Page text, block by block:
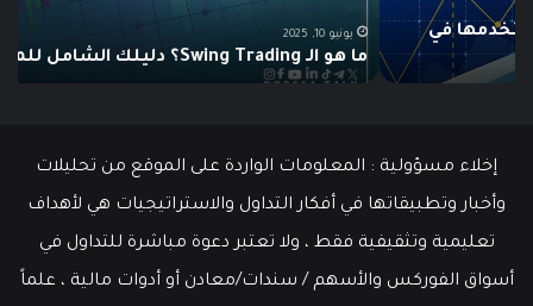
للمبتدئين
يونيو 10, 2025
ما هو الـ Swing Trading؟ دليلك الشامل للمبتدئين
إخلاء مسؤولية : المعلومات الواردة على الموقع من تحليلات
وأخبار وتطبيقاتها في أفكار التداول والاستراتيجيات هي لأهداف
تعليمية وتثقيفية فقط ، ولا تعتبر دعوة مباشرة للتداول في
أسواق الفوركس والأسهم / سندات/معادن أو أدوات مالية ، علماً